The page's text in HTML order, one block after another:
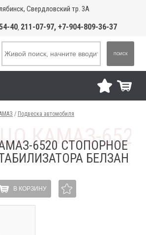
Свердловский тр. 3А
40, 211-07-97, +7-904-809-36-37
ПОИСК
/ Подвеска автомобиля
6520 СТОПОРНОЕ
БЕЛЗАН
В КОРЗИНУ